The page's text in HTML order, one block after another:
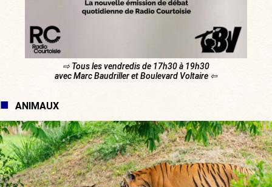
⇨ Tous les vendredis de 17h30 à 19h30
avec Marc Baudriller et Boulevard Voltaire ⇦
ANIMAUX